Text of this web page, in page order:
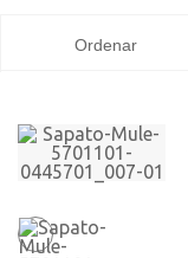
Ordenar